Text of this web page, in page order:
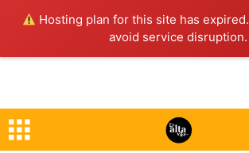
Hosting plan for this site has expired.
avoid service disruption.